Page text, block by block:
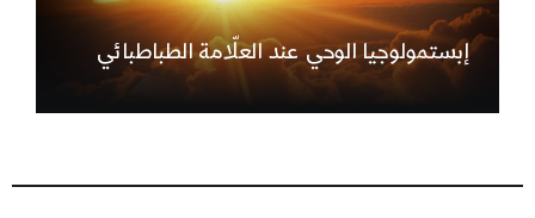
إبستمولوجيا الوحي عند العلّامة الطباطبائي